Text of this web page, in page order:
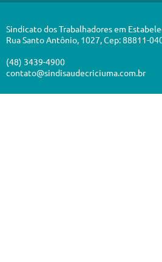
Sindicato dos Trabalhadores em
Rua Santo Antônio, 1027, Cep: 88811-
(48) 3439-4900
contato@sindisaudecriciuma.com.br